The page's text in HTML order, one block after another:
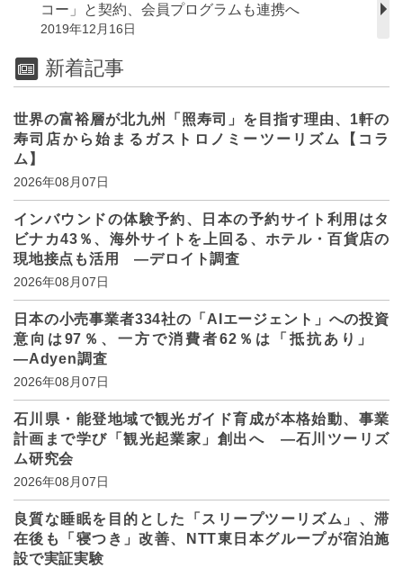
コー」と契約、会員プログラムも連携へ
2019年12月16日
新着記事
世界の富裕層が北九州「照寿司」を目指す理由、1軒の
寿司店から始まるガストロノミーツーリズム【コラ
ム】
2026年08月07日
インバウンドの体験予約、日本の予約サイト利用はタ
ビナカ43％、海外サイトを上回る、ホテル・百貨店の
現地接点も活用 ―デロイト調査
2026年08月07日
日本の小売事業者334社の「AIエージェント」への投資
意向は97％、一方で消費者62％は「抵抗あり」
―Adyen調査
2026年08月07日
石川県・能登地域で観光ガイド育成が本格始動、事業
計画まで学び「観光起業家」創出へ ―石川ツーリズ
ム研究会
2026年08月07日
良質な睡眠を目的とした「スリープツーリズム」、滞
在後も「寝つき」改善、NTT東日本グループが宿泊施
設で実証実験